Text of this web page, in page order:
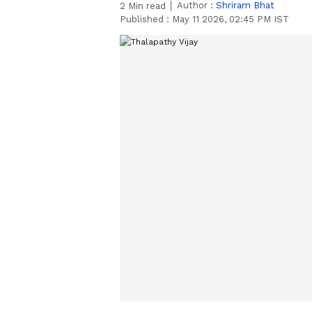
2 Min read Author : Shriram Bhat
Published : May 11 2026, 02:45 PM IST